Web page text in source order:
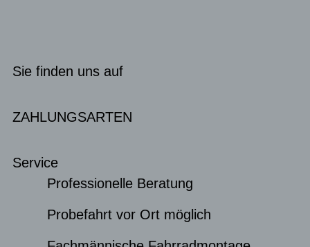
Sie finden uns auf
ZAHLUNGSARTEN
Service
Professionelle Beratung
Probefahrt vor Ort möglich